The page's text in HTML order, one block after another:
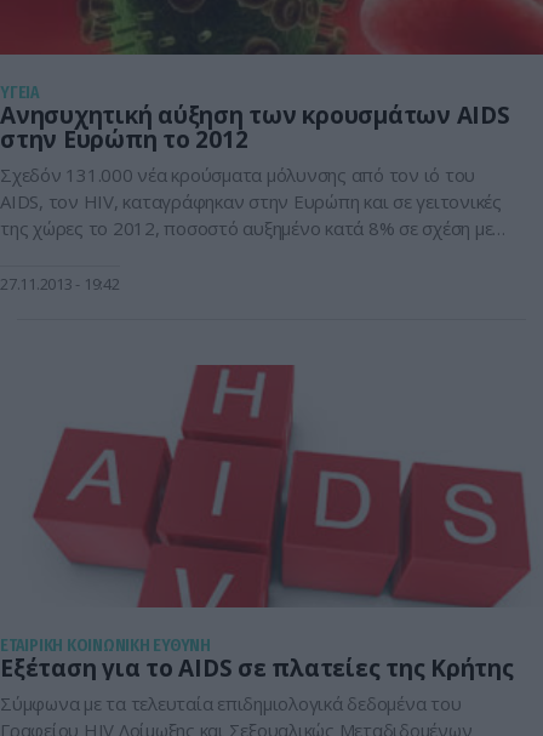
ΥΓΕΙΑ
Ανησυχητική αύξηση των κρουσμάτων AIDS
στην Ευρώπη το 2012
Σχεδόν 131.000 νέα κρούσματα μόλυνσης από τον ιό του
AIDS, τον HIV, καταγράφηκαν στην Ευρώπη και σε γειτονικές
της χώρες το 2012, ποσοστό αυξημένο κατά 8% σε σχέση με
τάσης μείωσης των κρουσμάτων της νόσου που είχε
27.11.2013 19:42
ΕΤΑΙΡΙΚΗ ΚΟΙΝΩΝΙΚΗ ΕΥΘΥΝΗ
Εξέταση για το AIDS σε πλατείες της Κρήτης
Σύμφωνα με τα τελευταία επιδημιολογικά δεδομένα του
Γραφείου HIV Λοίμωξης και Σεξουαλικώς Μεταδιδομένων